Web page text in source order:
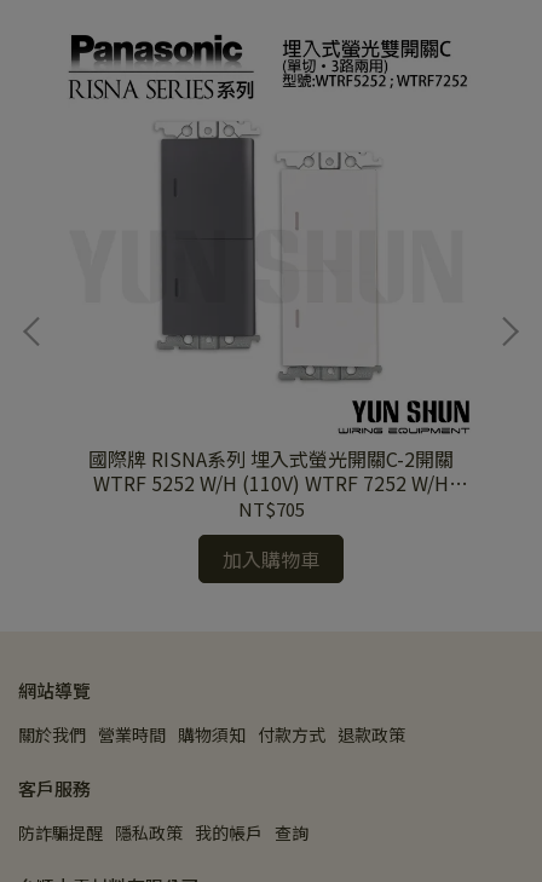
國際牌 RISNA系列 埋入式螢光開關C-2開關
WTRF 5252 W/H (110V) WTRF 7252 W/H
(220V) 單品
NT$705
加入購物車
網站導覽
關於我們 營業時間 購物須知 付款方式 退款政策
客戶服務
防詐騙提醒 隱私政策 我的帳戶 查詢